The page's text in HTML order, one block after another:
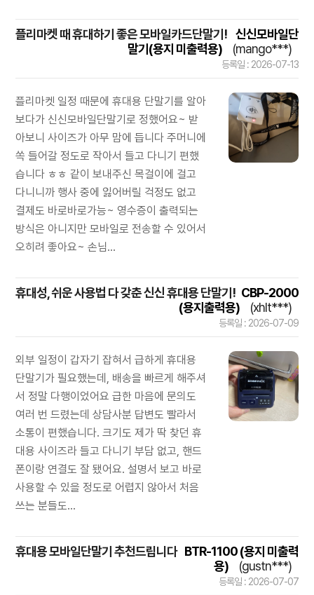
플리마켓 때 휴대하기 좋은 모바일카드단말기! 신신모바일단
말기(용지 미출력용)
(mango***)
등록일 : 2026-07-13
플리마켓 일정 때문에 휴대용 단말기를 알아
보다가 신신모바일단말기로 정했어요~ 받
아보니 사이즈가 아무 맘에 듭니다 주머니에
쏙 들어갈 정도로 작아서 들고 다니기 편했
습니다 ㅎㅎ 같이 보내주신 목걸이에 걸고
다니니까 행사 중에 잃어버릴 걱정도 없고
결제도 바로바로가능~ 영수증이 출력되는
방식은 아니지만 모바일로 전송할 수 있어서
오히려 좋아요~ 손님...
휴대성, 쉬운 사용법 다 갖춘 신신 휴대용 단말기! CBP-2000
(용지출력용)
(xhlt***)
등록일 : 2026-07-09
외부 일정이 갑자기 잡혀서 급하게 휴대용
단말기가 필요했는데, 배송을 빠르게 해주셔
서 정말 다행이었어요 급한 마음에 문의도
여러 번 드렸는데 상담사분 답변도 빨라서
소통이 편했습니다. 크기도 제가 딱 찾던 휴
대용 사이즈라 들고 다니기 부담 없고, 핸드
폰이랑 연결도 잘 됐어요. 설명서 보고 바로
사용할 수 있을 정도로 어렵지 않아서 처음
쓰는 분들도...
휴대용 모바일단말기 추천드립니다 BTR-1100 (용지 미출력
용)
(gustn***)
등록일 : 2026-07-07